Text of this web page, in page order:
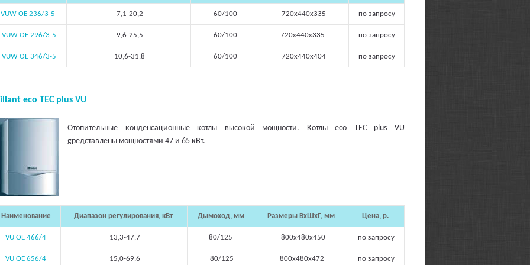
VUW OE 236/3-5 7,1-20,2 60/100 720х440х335 по запросу
VUW OE 296/3-5 9,6-25,5 60/100 720х440х335 по запросу
VUW OE 346/3-5 10,6-31,8 60/100 720х440х404 по запросу
eco TEC plus VU
Отопительные конденсационные котлы высокой мощности. Котлы eco TEC plus VU
gредставлены мощностями 47 и 65 кВт.
Наименование Диапазон регулирования, кВт Дымоход, мм Размеры ВхШхГ, мм Цена, р.
VU OE 466/4 13,3-47,7 80/125 800х480х450 по запросу
VU OE 656/4 15,0-69,6 80/125 800х480х472 по запросу